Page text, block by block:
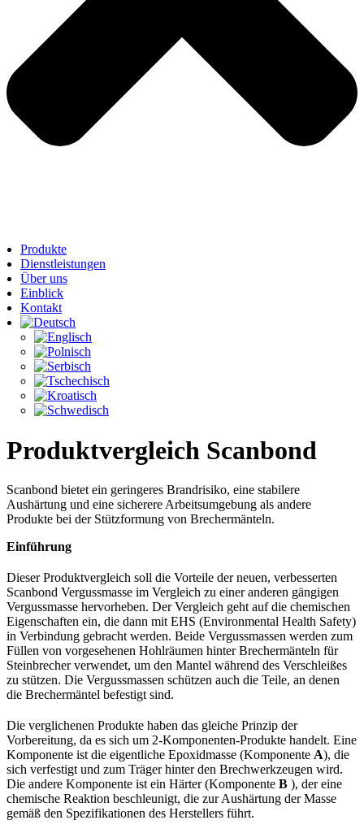
Produkte
Dienstleistungen
Über uns
Einblick
Kontakt
Produktvergleich Scanbond
Scanbond bietet ein geringeres Brandrisiko, eine stabilere
Aushärtung und eine sicherere Arbeitsumgebung als andere
Produkte bei der Stützformung von Brechermänteln.
Einführung
Dieser Produktvergleich soll die Vorteile der neuen, verbesserten
Scanbond Vergussmasse im Vergleich zu einer anderen gängigen
Vergussmasse hervorheben. Der Vergleich geht auf die chemischen
Eigenschaften ein, die dann mit EHS (Environmental Health Safety)
in Verbindung gebracht werden. Beide Vergussmassen werden zum
Füllen von vorgesehenen Hohlräumen hinter Brechermänteln für
Steinbrecher verwendet, um den Mantel während des Verschleißes
zu stützen. Die Vergussmassen schützen auch die Teile, an denen
die Brechermäntel befestigt sind.
Die verglichenen Produkte haben das gleiche Prinzip der
Vorbereitung, da es sich um 2-Komponenten-Produkte handelt. Eine
Komponente ist die eigentliche Epoxidmasse (Komponente A), die
sich verfestigt und zum Träger hinter den Brechwerkzeugen wird.
Die andere Komponente ist ein Härter (Komponente B ), der eine
chemische Reaktion beschleunigt, die zur Aushärtung der Masse
gemäß den Spezifikationen des Herstellers führt.